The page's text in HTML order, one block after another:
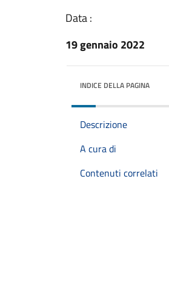
Data :
19 gennaio 2022
INDICE DELLA PAGINA
Descrizione
A cura di
Contenuti correlati